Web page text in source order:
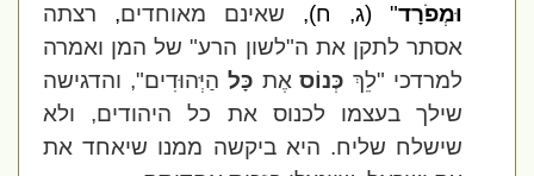
וּמְפֹרָד" (ג, ח), שאינם מאוחדים, רצתה
אסתר לתקן את ה"לשון הרע" של המן ואמרה
למרדכי "לֵךְכְּנוֹסאֶתכָּלהַיְּהוּדִים", והדגישה
שילך בעצמו לכנוס את כל היהודים, ולא
שישלח שליח. היא ביקשה ממנו שיאחד את